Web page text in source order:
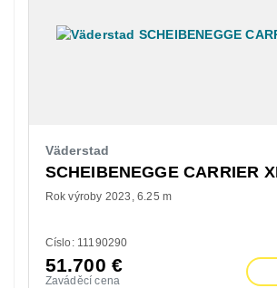
Väderstad
SCHEIBENEGGE CARRIER
Rok výroby 2023 6.25 m
Císlo: 11190290
51.700 €
Zaváděcí cena